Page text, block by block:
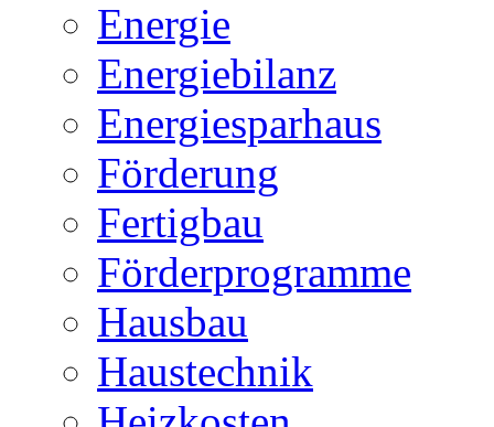
Energie
Energiebilanz
Energiesparhaus
Förderung
Fertigbau
Förderprogramme
Hausbau
Haustechnik